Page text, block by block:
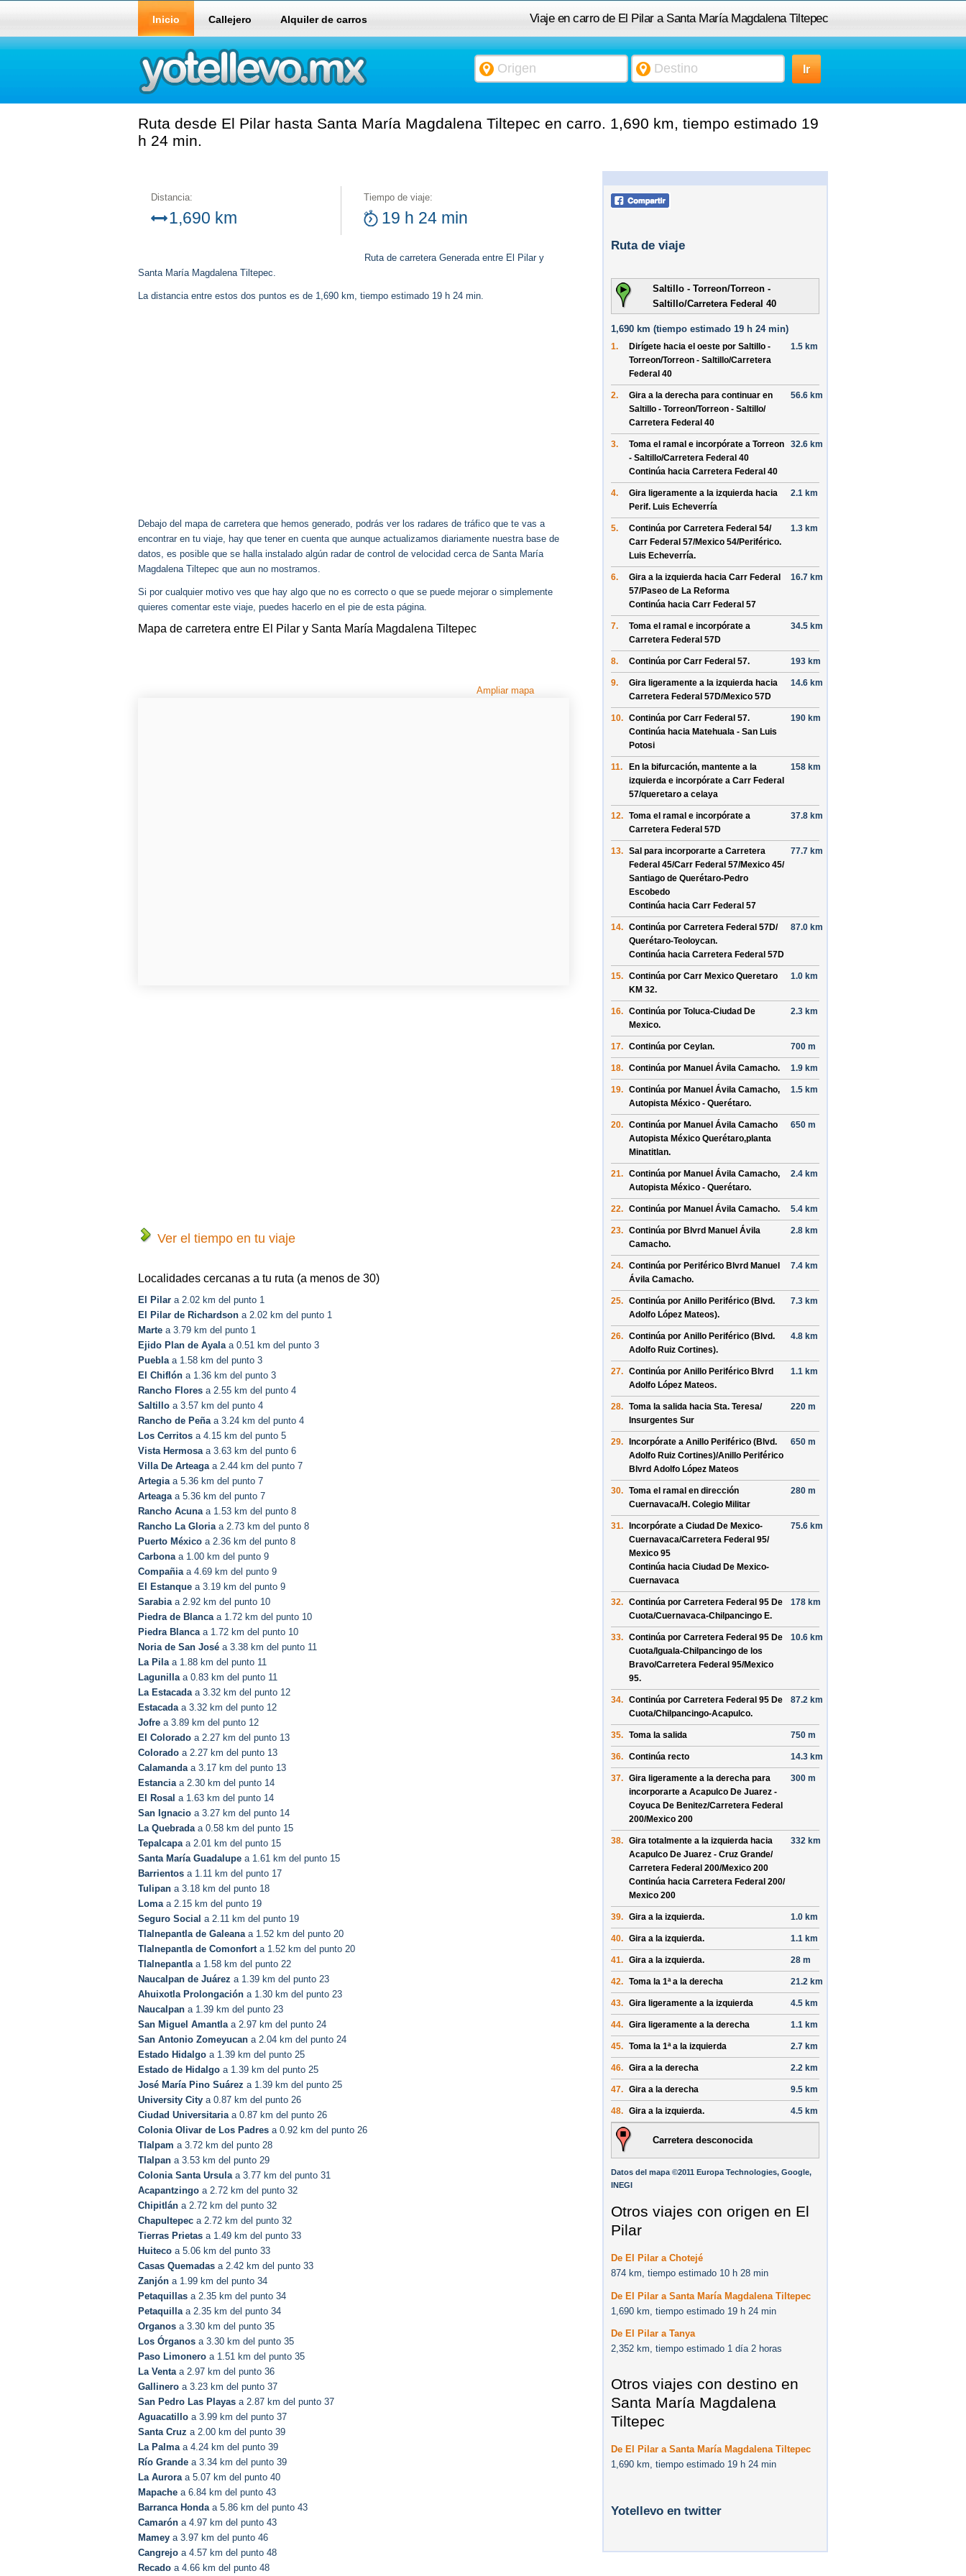
Viaje en carro de El Pilar a Santa María Magdalena Tiltepec
Inicio Callejero Alquiler de carros
Ruta desde El Pilar hasta Santa María Magdalena Tiltepec en carro. 1,690 km, tiempo estimado 19
h 24 min.
Distancia:
1,690 km
Tiempo de viaje:
19 h 24 min
Ruta de carretera Generada entre El Pilar y
Santa María Magdalena Tiltepec.
La distancia entre estos dos puntos es de 1,690 km, tiempo estimado 19 h 24 min.
Debajo del mapa de carretera que hemos generado, podrás ver los radares de tráfico que te vas a
encontrar en tu viaje, hay que tener en cuenta que aunque actualizamos diariamente nuestra base de
datos, es posible que se halla instalado algún radar de control de velocidad cerca de Santa María
Magdalena Tiltepec que aun no mostramos.
Si por cualquier motivo ves que hay algo que no es correcto o que se puede mejorar o simplemente
quieres comentar este viaje, puedes hacerlo en el pie de esta página.
Mapa de carretera entre El Pilar y Santa María Magdalena Tiltepec
Ampliar mapa
Ver el tiempo en tu viaje
Localidades cercanas a tu ruta (a menos de 30)
El Pilar a 2.02 km del punto 1
El Pilar de Richardson a 2.02 km del punto 1
Marte a 3.79 km del punto 1
Ejido Plan de Ayalaa 0.51 km del punto 3
Pueblaa 1.58 km del punto 3
El Chiflón a 1.36 km del punto 3
Rancho Flores a 2.55 km del punto 4
Saltillo a 3.57 km del punto 4
Rancho de Peñaa 3.24 km del punto 4
Los Cerritos a 4.15 km del punto 5
Vista Hermosaa 3.63 km del punto 6
Villa De Arteagaa 2.44 km del punto 7
Artegiaa 5.36 km del punto 7
Arteagaa 5.36 km del punto 7
Rancho Acunaa 1.53 km del punto 8
Rancho La Gloriaa 2.73 km del punto 8
Puerto México a 2.36 km del punto 8
Carbonaa 1.00 km del punto 9
Compañiaa 4.69 km del punto 9
El Estanque a 3.19 km del punto 9
Sarabiaa 2.92 km del punto 10
Piedra de Blancaa 1.72 km del punto 10
Piedra Blancaa 1.72 km del punto 10
Noria de San José a 3.38 km del punto 11
La Pilaa 1.88 km del punto 11
Lagunillaa 0.83 km del punto 11
La Estacadaa 3.32 km del punto 12
Estacadaa 3.32 km del punto 12
Jofre a 3.89 km del punto 12
El Colorado a 2.27 km del punto 13
Colorado a 2.27 km del punto 13
Calamandaa 3.17 km del punto 13
Estanciaa 2.30 km del punto 14
El Rosal a 1.63 km del punto 14
San Ignacio a 3.27 km del punto 14
La Quebradaa 0.58 km del punto 15
Tepalcapaa 2.01 km del punto 15
Santa María Guadalupe a 1.61 km del punto 15
Barrientos a 1.11 km del punto 17
Tulipan a 3.18 km del punto 18
Lomaa 2.15 km del punto 19
Seguro Social a 2.11 km del punto 19
Tlalnepantla de Galeanaa 1.52 km del punto 20
Tlalnepantla de Comonforta 1.52 km del punto 20
Tlalnepantlaa 1.58 km del punto 22
Naucalpan de Juárez a 1.39 km del punto 23
Ahuixotla Prolongación a 1.30 km del punto 23
Naucalpan a 1.39 km del punto 23
San Miguel Amantlaa 2.97 km del punto 24
San Antonio Zomeyucan a 2.04 km del punto 24
Estado Hidalgo a 1.39 km del punto 25
Estado de Hidalgo a 1.39 km del punto 25
José María Pino Suárez a 1.39 km del punto 25
University City a 0.87 km del punto 26
Ciudad Universitariaa 0.87 km del punto 26
Colonia Olivar de Los Padres a 0.92 km del punto 26
Tlalpam a 3.72 km del punto 28
Tlalpan a 3.53 km del punto 29
Colonia Santa Ursulaa 3.77 km del punto 31
Acapantzingo a 2.72 km del punto 32
Chipitlán a 2.72 km del punto 32
Chapultepec a 2.72 km del punto 32
Tierras Prietas a 1.49 km del punto 33
Huiteco a 5.06 km del punto 33
Casas Quemadas a 2.42 km del punto 33
Zanjón a 1.99 km del punto 34
Petaquillas a 2.35 km del punto 34
Petaquillaa 2.35 km del punto 34
Organos a 3.30 km del punto 35
Los Órganos a 3.30 km del punto 35
Paso Limonero a 1.51 km del punto 35
La Ventaa 2.97 km del punto 36
Gallinero a 3.23 km del punto 37
San Pedro Las Playas a 2.87 km del punto 37
Aguacatillo a 3.99 km del punto 37
Santa Cruz a 2.00 km del punto 39
La Palmaa 4.24 km del punto 39
Río Grande a 3.34 km del punto 39
La Auroraa 5.07 km del punto 40
Mapache a 6.84 km del punto 43
Barranca Hondaa 5.86 km del punto 43
Camarón a 4.97 km del punto 43
Mamey a 3.97 km del punto 46
Cangrejo a 4.57 km del punto 48
Recado a 4.66 km del punto 48
Ruta de viaje
Saltillo - Torreon/Torreon -
Saltillo/Carretera Federal 40
1,690 km (tiempo estimado 19 h 24 min)
1. Dirígete hacia el oeste por Saltillo -
Torreon/Torreon - Saltillo/Carretera
Federal 40
1.5 km
2.
Gira a la derecha para continuar en
Saltillo - Torreon/Torreon - Saltillo/
Carretera Federal 40
56.6 km
3. Toma el ramal e incorpórate a Torreon
- Saltillo/Carretera Federal 40
Continúa hacia Carretera Federal 40
32.6 km
4.
Gira ligeramente a la izquierda hacia
Perif. Luis Echeverría
2.1 km
5. Continúa por Carretera Federal 54/
Carr Federal 57/Mexico 54/Periférico.
Luis Echeverría.
1.3 km
6. Gira a la izquierda hacia Carr Federal
57/Paseo de La Reforma
Continúa hacia Carr Federal 57
16.7 km
7.
Toma el ramal e incorpórate a
Carretera Federal 57D
34.5 km
8. Continúa por Carr Federal 57. 193 km
9.
Gira ligeramente a la izquierda hacia
Carretera Federal 57D/Mexico 57D
14.6 km
10. Continúa por Carr Federal 57.
Continúa hacia Matehuala - San Luis
Potosi
190 km
11.
En la bifurcación, mantente a la
izquierda e incorpórate a Carr Federal
57/queretaro a celaya
158 km
12. Toma el ramal e incorpórate a
Carretera Federal 57D
37.8 km
13. Sal para incorporarte a Carretera
Federal 45/Carr Federal 57/Mexico 45/
Santiago de Querétaro-Pedro
Escobedo
Continúa hacia Carr Federal 57
77.7 km
14. Continúa por Carretera Federal 57D/
Querétaro-Teoloycan.
Continúa hacia Carretera Federal 57D
87.0 km
15. Continúa por Carr Mexico Queretaro
KM 32.
1.0 km
16. Continúa por Toluca-Ciudad De
Mexico.
2.3 km
17. Continúa por Ceylan. 700 m
18. Continúa por Manuel Ávila Camacho. 1.9 km
19. Continúa por Manuel Ávila Camacho,
Autopista México - Querétaro.
1.5 km
20. Continúa por Manuel Ávila Camacho
Autopista México Querétaro,planta
Minatitlan.
650 m
21. Continúa por Manuel Ávila Camacho,
Autopista México - Querétaro.
2.4 km
22. Continúa por Manuel Ávila Camacho. 5.4 km
23. Continúa por Blvrd Manuel Ávila
Camacho.
2.8 km
24. Continúa por Periférico Blvrd Manuel
Ávila Camacho.
7.4 km
25. Continúa por Anillo Periférico (Blvd.
Adolfo López Mateos).
7.3 km
26. Continúa por Anillo Periférico (Blvd.
Adolfo Ruiz Cortines).
4.8 km
27. Continúa por Anillo Periférico Blvrd
Adolfo López Mateos.
1.1 km
28. Toma la salida hacia Sta. Teresa/
Insurgentes Sur
220 m
29. Incorpórate a Anillo Periférico (Blvd.
Adolfo Ruiz Cortines)/Anillo Periférico
Blvrd Adolfo López Mateos
650 m
30. Toma el ramal en dirección
Cuernavaca/H. Colegio Militar
280 m
31. Incorpórate a Ciudad De Mexico-
Cuernavaca/Carretera Federal 95/
Mexico 95
Continúa hacia Ciudad De Mexico-
Cuernavaca
75.6 km
32. Continúa por Carretera Federal 95 De
Cuota/Cuernavaca-Chilpancingo E.
178 km
33. Continúa por Carretera Federal 95 De
Cuota/Iguala-Chilpancingo de los
Bravo/Carretera Federal 95/Mexico
95.
10.6 km
34. Continúa por Carretera Federal 95 De
Cuota/Chilpancingo-Acapulco.
87.2 km
35. Toma la salida 750 m
36. Continúa recto 14.3 km
37. Gira ligeramente a la derecha para
incorporarte a Acapulco De Juarez -
Coyuca De Benitez/Carretera Federal
200/Mexico 200
300 m
38. Gira totalmente a la izquierda hacia
Acapulco De Juarez - Cruz Grande/
Carretera Federal 200/Mexico 200
Continúa hacia Carretera Federal 200/
Mexico 200
332 km
39. Gira a la izquierda. 1.0 km
40. Gira a la izquierda. 1.1 km
41. Gira a la izquierda. 28 m
42. Toma la 1ª a la derecha 21.2 km
43. Gira ligeramente a la izquierda 4.5 km
44. Gira ligeramente a la derecha 1.1 km
45. Toma la 1ª a la izquierda 2.7 km
46. Gira a la derecha 2.2 km
47. Gira a la derecha 9.5 km
48. Gira a la izquierda. 4.5 km
Carretera desconocida
Datos del mapa ©2011 Europa Technologies, Google,
INEGI
Otros viajes con origen en El
Pilar
De El Pilar a Chotejé
874 km, tiempo estimado 10 h 28 min
De El Pilar a Santa María Magdalena Tiltepec
1,690 km, tiempo estimado 19 h 24 min
De El Pilar a Tanya
2,352 km, tiempo estimado 1 día 2 horas
Otros viajes con destino en
Santa María Magdalena
Tiltepec
De El Pilar a Santa María Magdalena Tiltepec
1,690 km, tiempo estimado 19 h 24 min
Yotellevo en twitter